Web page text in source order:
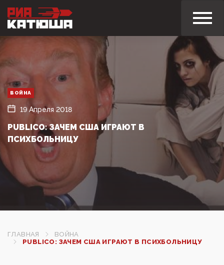
ВОЙНА
19 Апреля 2018
PUBLICO: ЗАЧЕМ США ИГРАЮТ В
ПСИХБОЛЬНИЦУ
ГЛАВНАЯ
ВОЙНА
PUBLICO: ЗАЧЕМ США ИГРАЮТ В ПСИХБОЛЬНИЦУ